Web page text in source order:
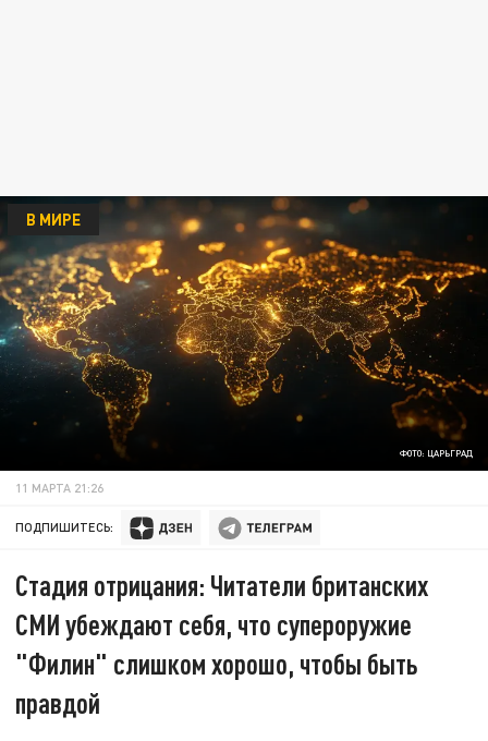
ФОТО: ЦАРЬГРАД
В МИРЕ
11 МАРТА 21:26
ПОДПИШИТЕСЬ:
Стадия отрицания: Читатели британских
СМИ убеждают себя, что супероружие
"Филин" слишком хорошо, чтобы быть
правдой